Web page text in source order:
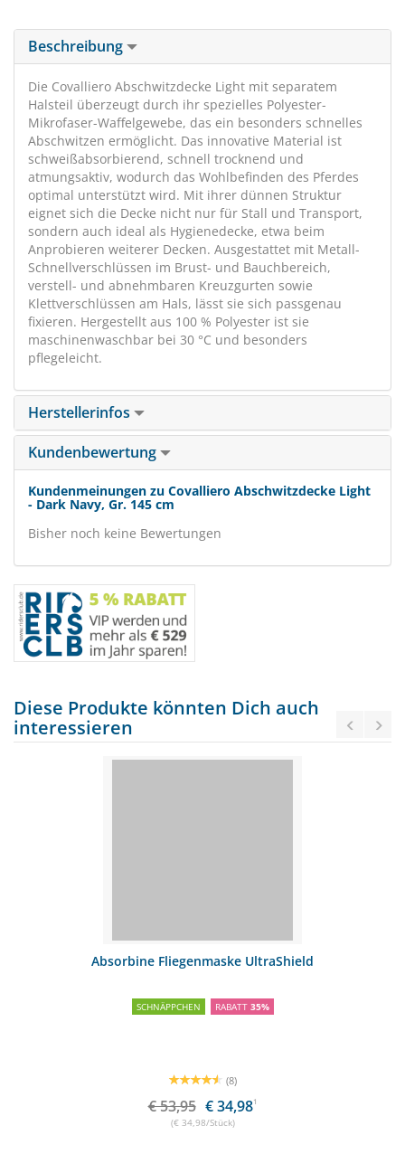
Beschreibung
Die Covalliero Abschwitzdecke Light mit separatem
Halsteil überzeugt durch ihr spezielles Polyester-
Mikrofaser-Waffelgewebe, das ein besonders schnelles
Abschwitzen ermöglicht. Das innovative Material ist
schweißabsorbierend, schnell trocknend und
atmungsaktiv, wodurch das Wohlbefinden des Pferdes
optimal unterstützt wird. Mit ihrer dünnen Struktur
eignet sich die Decke nicht nur für Stall und Transport,
sondern auch ideal als Hygienedecke, etwa beim
Anprobieren weiterer Decken. Ausgestattet mit Metall-
Schnellverschlüssen im Brust- und Bauchbereich,
verstell- und abnehmbaren Kreuzgurten sowie
Klettverschlüssen am Hals, lässt sie sich passgenau
fixieren. Hergestellt aus 100 % Polyester ist sie
maschinenwaschbar bei 30 °C und besonders
pflegeleicht.
Herstellerinfos
Kundenbewertung
Kundenmeinungen zu Covalliero Abschwitzdecke Light
- Dark Navy, Gr. 145 cm
Bisher noch keine Bewertungen
Diese Produkte könnten Dich auch
interessieren
Absorbine Fliegenmaske UltraShield
SCHNÄPPCHEN RABATT 35%
(8)
€ 53,95 € 34,981
(€ 34,98/Stück)